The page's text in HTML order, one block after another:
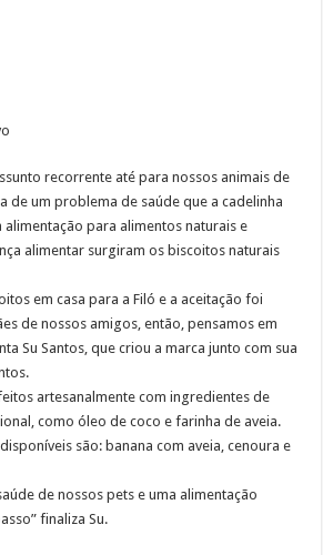
de Proteção Animal completa dois anos
recorrente até para nossos animais de
de um problema de saúde que a cadelinha
alimentação para alimentos naturais e
alimentar surgiram os biscoitos naturais
em casa para a Filó e a aceitação foi
de nossos amigos, então, pensamos em
Su Santos, que criou a marca junto com sua
artesanalmente com ingredientes de
como óleo de coco e farinha de aveia.
são: banana com aveia, cenoura e
de nossos pets e uma alimentação
finaliza Su.